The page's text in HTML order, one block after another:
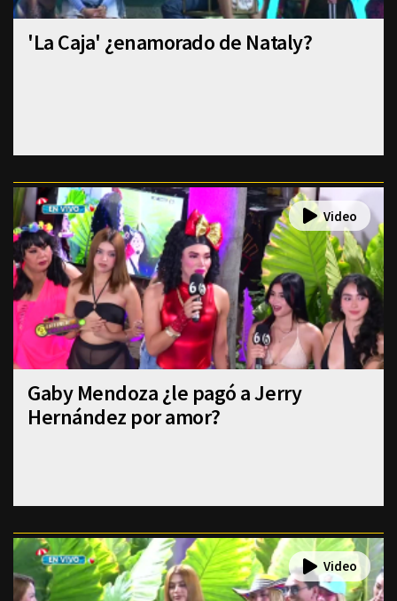
'La Caja' ¿enamorado de Nataly?
Gaby Mendoza ¿le pagó a Jerry
Hernández por amor?